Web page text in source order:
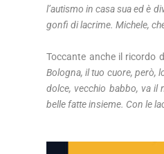
l’autismo in casa sua ed è
gonfi di lacrime. Michele,
Toccante anche il ricordo
Bologna, il tuo cuore, però,
dolce, vecchio babbo, va il
belle fatte insieme. Con le